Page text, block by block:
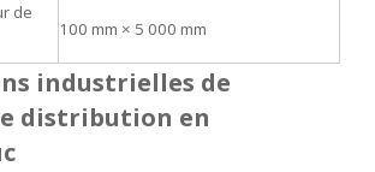
de
100 mm × 5 000 mm
industrielles de
distribution en